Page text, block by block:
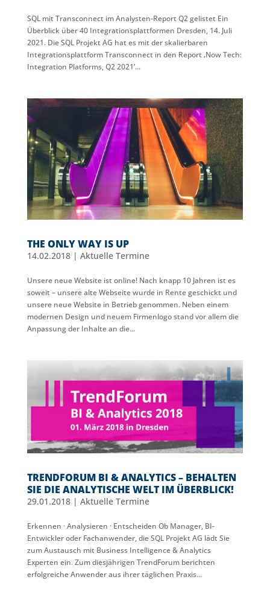
SQL mit Transconnect im Analysten-Report Q2 gelistet Ein
Überblick über 40 Integrationsplattformen Dresden, 14. Juli
2021. Die SQL Projekt AG hat es mit der skalierbaren
Integrationsplattform Transconnect in den Report ‚Now Tech:
Integration Platforms, Q2 2021’...
THE ONLY WAY IS UP
14.02.2018| Aktuelle Termine
Unsere neue Website ist online! Nach knapp 10 Jahren ist es
soweit – unsere alte Webseite wurde in Rente geschickt und
unsere neue Website in Betrieb genommen. Neben einem
modernen Design und neuem Firmenlogo stand vor allem die
Anpassung der Inhalte an die...
TRENDFORUM BI & ANALYTICS – BEHALTEN
SIE DIE ANALYTISCHE WELT IM ÜBERBLICK!
29.01.2018| Aktuelle Termine
Erkennen · Analysieren · Entscheiden Ob Manager, BI-
Entwickler oder Fachanwender, die SQL Projekt AG lädt Sie
zum Austausch mit Business Intelligence & Analytics
Experten ein. Zum diesjährigen TrendForum berichten
erfolgreiche Anwender aus ihrer täglichen Praxis...